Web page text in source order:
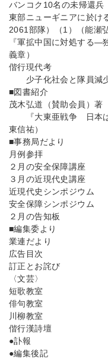
バンコク10名の未帰還兵
東部ニューギニアに於け
2061部隊）（1）（能瀬
『軍拡中国に対処する―
義章）
偕行現代考
少子化社会と隊員減少
■図書紹介
茂木弘道（賛助会員）著
『大東亜戦争 日本は
東信祐）
■事務局だより
月例参拝
２月の安全保障講座
３月の近現代史講座
近現代史シンポジウム
安全保障シンポジウム
２月の告知板
■編集委より
業連だより
広告目次
訂正とお詫び
〈文芸〉
短歌教室
俳句教室
川柳教室
偕行漢詩壇
●訃報
●編集後記